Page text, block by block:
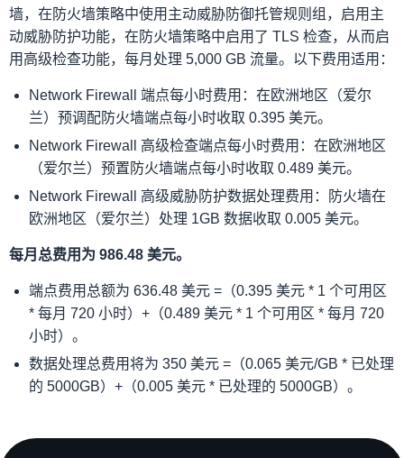
墙， 在防火墙策略中使用主动威胁防御托管规则组，启用主
动威胁防护功能，在防火墙策略中启用了 TLS 检查，从而启
用高级检查功能，每月处理 5,000 GB 流量。以下费用适用：
Network Firewall 端点每小时费用：在欧洲地区（爱尔
兰）预调配防火墙端点每小时收取 0.395 美元。
Network Firewall 高级检查端点每小时费用：在欧洲地区
（爱尔兰）预置防火墙端点每小时收取 0.489 美元。
Network Firewall 高级威胁防护数据处理费用：防火墙在
欧洲地区（爱尔兰）处理 1GB 数据收取 0.005 美元。
每月总费用为 986.48 美元。
端点费用总额为 636.48 美元 =（0.395 美元 * 1 个可用区
* 每月 720 小时）+（0.489 美元 * 1 个可用区 * 每月 720
小时）。
数据处理总费用将为 350 美元 =（0.065 美元/GB * 已处理
的 5000GB）+（0.005 美元 * 已处理的 5000GB）。